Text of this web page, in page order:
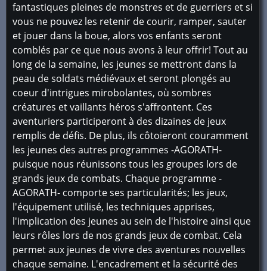
fantastiques pleines de monstres et de guerriers et si
vous ne pouvez les retenir de courir, ramper, sauter
et jouer dans la boue, alors vos enfants seront
comblés par ce que nous avons à leur offrir! Tout au
long de la semaine, les jeunes se mettront dans la
peau de soldats médiévaux et seront plongés au
coeur d'intrigues mirobolantes, où sombres
créatures et vaillants héros s'affrontent. Ces
aventuriers participeront à des dizaines de jeux
remplis de défis. De plus, ils côtoieront couramment
les jeunes des autres programmes -AGORATH-
puisque nous réunissons tous les groupes lors de
grands jeux de combats. Chaque programme -
AGORATH- comporte ses particularités; les jeux,
l'équipement utilisé, les techniques apprises,
l'implication des jeunes au sein de l'histoire ainsi que
leurs rôles lors de nos grands jeux de combat. Cela
permet aux jeunes de vivre des aventures nouvelles
chaque semaine. L'encadrement et la sécurité des